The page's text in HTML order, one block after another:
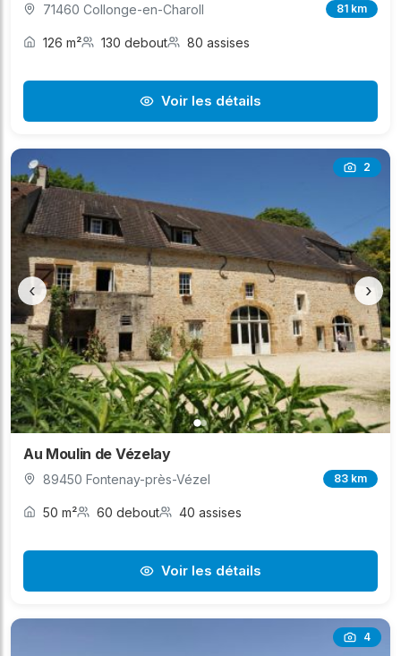
71460 Collonge-en-Charoll 81 km
126 m² 130 debout 80 assises
Voir les détails
2
‹ ›
Au Moulin de Vézelay
89450 Fontenay-près-Vézel 83 km
50 m² 60 debout 40 assises
Voir les détails
4